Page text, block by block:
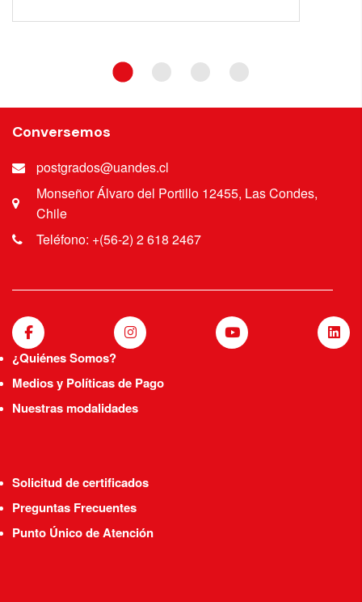
Conversemos
postgrados@uandes.cl
Monseñor Álvaro del Portillo 12455, Las Condes,
Chile
Teléfono: +(56-2) 2 618 2467
¿Quiénes Somos?
Medios y Políticas de Pago
Nuestras modalidades
Solicitud de certificados
Preguntas Frecuentes
Punto Único de Atención